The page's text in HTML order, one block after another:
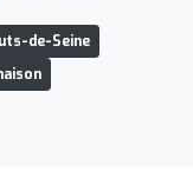
de-Seine